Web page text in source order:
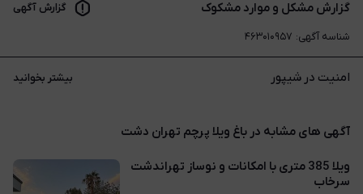
گزارش مشکل و موارد مشکوک گزارش آگهی
شناسه آگهی: ۴۶۳۰۱۰۹۵۷
امنیت در شیپور بیشتر بخوانید
آگهی های مشابه در باغ ویلا پرچم تهران دشت
ویلا 385 متری با امکانات و نوساز تهراندشت
سرخاب